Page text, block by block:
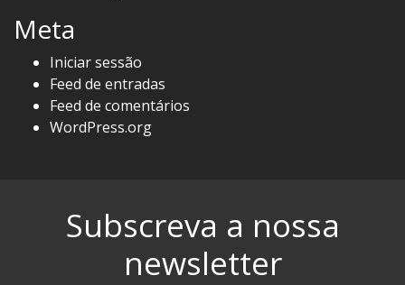
Meta
Iniciar sessão
Feed de entradas
Feed de comentários
WordPress.org
Subscreva a nossa
newsletter